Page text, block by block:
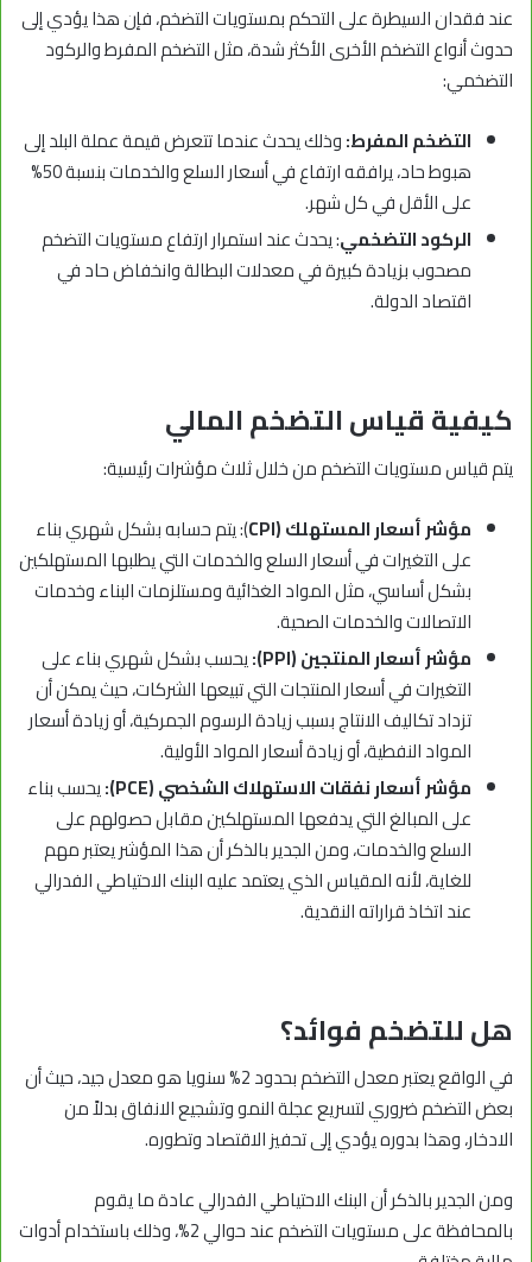
عند فقدان السيطرة على التحكم بمستويات التضخم، فإن هذا يؤدي إلى
حدوث أنواع التضخم الأخرى الأكثر شدة، مثل التضخم المفرط والركود
التضخمي:
التضخم المفرط:وذلك يحدث عندما تتعرض قيمة عملة البلد إلى
هبوط حاد، يرافقه ارتفاع في أسعار السلع والخدمات بنسبة 50%
على الأقل في كل شهر.
الركود التضخمي: يحدث عند استمرار ارتفاع مستويات التضخم
مصحوب بزيادة كبيرة في معدلات البطالة وانخفاض حاد في
اقتصاد الدولة.
كيفية قياس التضخم المالي
يتم قياس مستويات التضخم من خلال ثلاث مؤشرات رئيسية:
مؤشر أسعار المستهلك (CPI
): يتم حسابه بشكل شهري بناء
على التغيرات في أسعار السلع والخدمات التي يطلبها المستهلكين
بشكل أساسي، مثل المواد الغذائية ومستلزمات البناء وخدمات
الاتصالات والخدمات الصحية.
مؤشر أسعار المنتجين (PPI):
يحسب بشكل شهري بناء على
التغيرات في أسعار المنتجات التي تبيعها الشركات، حيث يمكن أن
تزداد تكاليف الانتاج بسبب زيادة الرسوم الجمركية، أو زيادة أسعار
المواد النفطية، أو زيادة أسعار المواد الأولية.
مؤشر أسعار نفقات الاستهلاك الشخصي (PCE):
يحسب بناء
على المبالغ التي يدفعها المستهلكين مقابل حصولهم على
السلع والخدمات، ومن الجدير بالذكر أن هذا المؤشر يعتبر مهم
للغاية، لأنه المقياس الذي يعتمد عليه البنك الاحتياطي الفدرالي
عند اتخاذ قراراته النقدية.
هل للتضخم فوائد؟
في الواقع يعتبر معدل التضخم بحدود 2% سنويا هو معدل جيد، حيث أن
بعض التضخم ضروري لتسريع عجلة النمو وتشجيع الانفاق بدلاً من
الادخار، وهذا بدوره يؤدي إلى تحفيز الاقتصاد وتطوره.
ومن الجدير بالذكر أن البنك الاحتياطي الفدرالي عادة ما يقوم
بالمحافظة على مستويات التضخم عند حوالي 2%، وذلك باستخدام أدوات